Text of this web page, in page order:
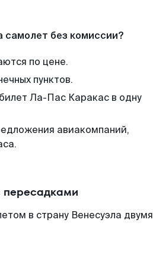
самолет без комиссии?
по цене.
пунктов.
Ла-Пас Каракас в одну
авиакомпаний,
в страну Венесуэла двумя